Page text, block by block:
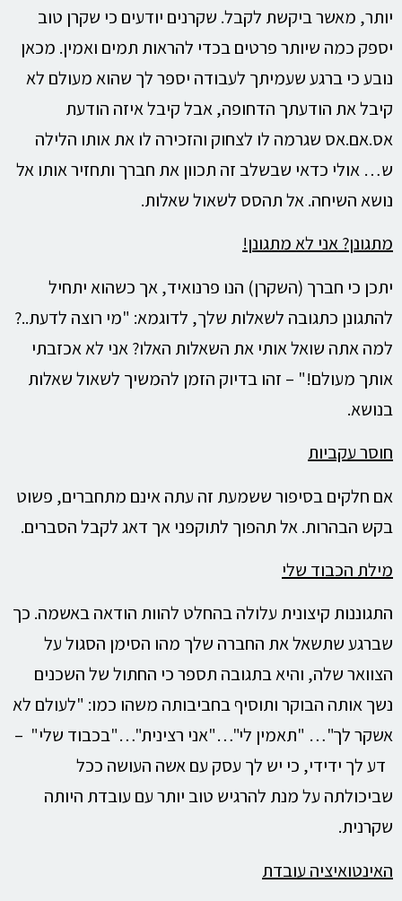
יותר, מאשר ביקשת לקבל. שקרנים יודעים כי שקרן טוב
יספק כמה שיותר פרטים בכדי להראות תמים ואמין. מכאן
נובע כי ברגע שעמיתך לעבודה יספר לך שהוא מעולם לא
קיבל את הודעתך הדחופה, אבל קיבל איזה הודעת
אס.אם.אס שגרמה לו לצחוק והזכירה לו את אותו הלילה
ש… אולי כדאי שבשלב זה תכוון את חברך ותחזיר אותו אל
נושא השיחה. אל תהסס לשאול שאלות.
מתגונן? אני לא מתגונן!
יתכן כי חברך (השקרן) הנו פרנואיד, אך כשהוא יתחיל
להתגונן כתגובה לשאלות שלך, לדוגמא: "מי רוצה לדעת..?
למה אתה שואל אותי את השאלות האלו? אני לא אכזבתי
אותך מעולם!" – זהו בדיוק הזמן להמשיך לשאול שאלות
בנושא.
חוסר עקביות
אם חלקים בסיפור ששמעת זה עתה אינם מתחברים, פשוט
בקש הבהרות. אל תהפוך לתוקפני אך דאג לקבל הסברים.
מילת הכבוד שלי
התגוננות קיצונית עלולה בהחלט להוות הודאה באשמה. כך
שברגע שתשאל את החברה שלך מהו הסימן הסגול על
הצוואר שלה, והיא בתגובה תספר כי החתול של השכנים
נשך אותה הבוקר ותוסיף בחביבותה משהו כמו: "לעולם לא
אשקר לך"… "תאמין לי"…"אני רצינית"…"בכבוד שלי" –
דע לך ידידי, כי יש לך עסק עם אשה העושה ככל
שביכולתה על מנת להרגיש טוב יותר עם עובדת היותה
שקרנית.
האינטואיציה עובדת